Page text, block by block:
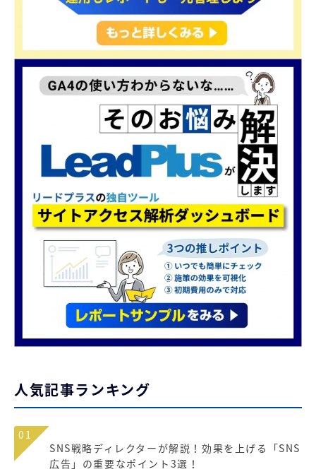
人気記事ランキング
01
SNS戦略ディレクターが解説！効果を上げる「SNS
広告」の重要なポイント3選！